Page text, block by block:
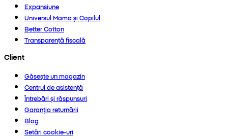
Expansiune
Universul Mama și Copilul
Better Cotton
Transparență fiscală
Client
Găsește un magazin
Centrul de asistență
Întrebări și răspunsuri
Garanția returnării
Blog
Setări cookie-uri